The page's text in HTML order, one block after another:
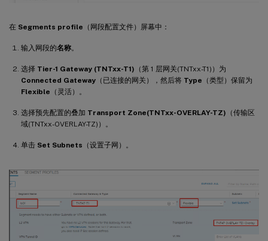
在 Segments profile （网段配置文件）屏幕中：
输入网段的名称。
选择 Tier-1 Gateway (TNTxx-T1) （第 1 层网关(TNTxx-T1)）为
Connected Gateway （已连接的网关），然后将 Type （类型）保留为
Flexible （灵活）。
选择预先配置的叠加 Transport Zone(TNTxx-OVERLAY-TZ) （传输区
域(TNTxx-OVERLAY-TZ)）。
单击 Set Subnets （设置子网）。